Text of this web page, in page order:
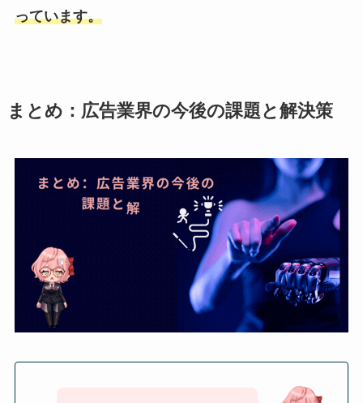
っています。
まとめ：広告業界の今後の課題と解決策